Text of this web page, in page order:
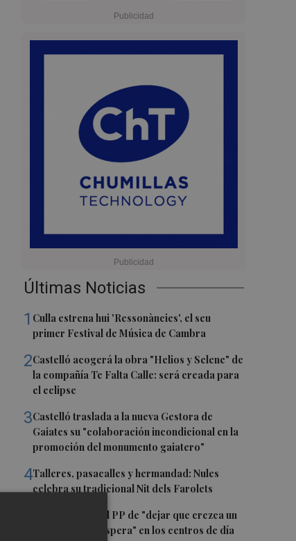
Últimas Noticias
1 Culla estrena hui 'Ressonàncies', el seu
primer Festival de Música de Cambra
2Castelló acogerá la obra "Helios y Selene" de
la compañía Te Falta Calle: será creada para
el eclipse
3Castelló traslada a la nueva Gestora de
Gaiates su "colaboración incondicional en la
promoción del monumento gaiatero"
4Talleres, pasacalles y hermandad: Nules
celebra su tradicional Nit dels Farolets
El PSPV acusa al PP de "dejar que crezca un
31 % la lista de espera" en los centros de día